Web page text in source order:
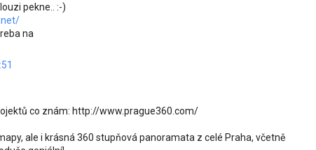
pekne.. :-)
na
co znám: http://www.prague360.com/
ale i krásná 360 stupňová panoramata z celé Praha, včetně